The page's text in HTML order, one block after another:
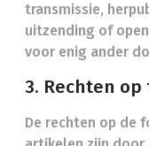
transmissie,
uitzending of
voor enig ander
3. Rechten op
De rechten op de